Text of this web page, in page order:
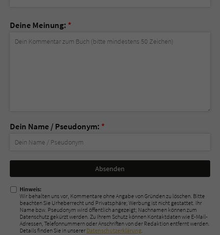
Deine Meinung: *
Dein Name / Pseudonym: *
Nicht
ausfüllen!
Hinweis:
Wir behalten uns vor, Kommentare ohne Angabe von Gründen zu löschen. Bitte
beachten Sie Urheberrecht und Privatsphäre; Werbung ist nicht gestattet. Ihr
Name bzw. Pseudonym wird öffentlich angezeigt; Nachnamen können zum
Datenschutz gekürzt werden. Zu Ihrem Schutz können Kontaktdaten wie E-Mail-
Adressen, Telefonnummern oder Anschriften von der Redaktion entfernt werden.
Details finden Sie in unserer Datenschutzerklärung.